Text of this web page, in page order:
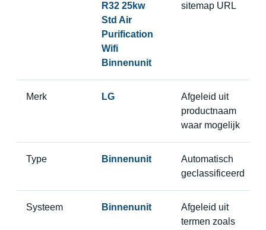
R32 25kw
Std Air
Purification
Wifi
Binnenunit
sitemap URL
Merk LG
Afgeleid uit
productnaam
waar mogelijk
Type Binnenunit
Automatisch
geclassificeerd
Systeem Binnenunit
Afgeleid uit
termen zoals